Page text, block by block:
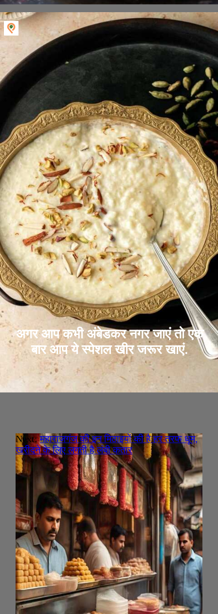
अगर आप कभी अंबेडकर नगर जाएं तो एक
बार आप ये स्पेशल खीर जरूर खाएं.
Next:महाराजगंज की इन मिठाइयों की है हर तरफ धूम,
खरीदने के लिए लगती है लंबी कतार